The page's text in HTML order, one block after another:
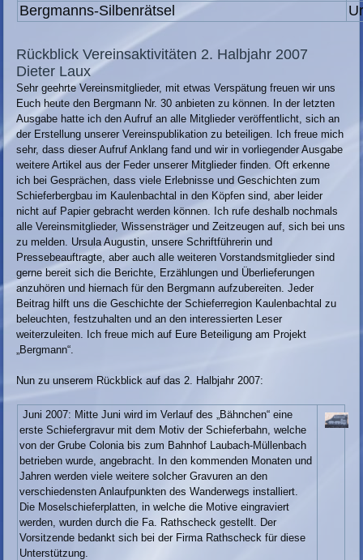
Bergmanns-Silbenrätsel
Rückblick Vereinsaktivitäten 2. Halbjahr 2007
Dieter Laux
Sehr geehrte Vereinsmitglieder, mit etwas Verspätung freuen wir uns
Euch heute den Bergmann Nr. 30 anbieten zu können. In der letzten
Ausgabe hatte ich den Aufruf an alle Mitglieder veröffentlicht, sich an
der Erstellung unserer Vereinspublikation zu beteiligen. Ich freue mich
sehr, dass dieser Aufruf Anklang fand und wir in vorliegender Ausgabe
weitere Artikel aus der Feder unserer Mitglieder finden. Oft erkenne
ich bei Gesprächen, dass viele Erlebnisse und Geschichten zum
Schieferbergbau im Kaulenbachtal in den Köpfen sind, aber leider
nicht auf Papier gebracht werden können. Ich rufe deshalb nochmals
alle Vereinsmitglieder, Wissensträger und Zeitzeugen auf, sich bei uns
zu melden. Ursula Augustin, unsere Schriftführerin und
Pressebeauftragte, aber auch alle weiteren Vorstandsmitglieder sind
gerne bereit sich die Berichte, Erzählungen und Überlieferungen
anzuhören und hiernach für den Bergmann aufzubereiten. Jeder
Beitrag hilft uns die Geschichte der Schieferregion Kaulenbachtal zu
beleuchten, festzuhalten und an den interessierten Leser
weiterzuleiten. Ich freue mich auf Eure Beteiligung am Projekt
„Bergmann“.
Nun zu unserem Rückblick auf das 2. Halbjahr 2007:
Juni 2007: Mitte Juni wird im Verlauf des „Bähnchen“ eine
erste Schiefergravur mit dem Motiv der Schieferbahn, welche
von der Grube Colonia bis zum Bahnhof Laubach-Müllenbach
betrieben wurde, angebracht. In den kommenden Monaten und
Jahren werden viele weitere solcher Gravuren an den
verschiedensten Anlaufpunkten des Wanderwegs installiert.
Die Moselschieferplatten, in welche die Motive eingraviert
werden, wurden durch die Fa. Rathscheck gestellt. Der
Vorsitzende bedankt sich bei der Firma Rathscheck für diese
Unterstützung.